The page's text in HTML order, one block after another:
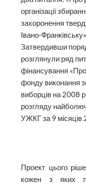
організації
захоронення
Івано-
Затвердивши
розглянули ряд
фінансування
фонду виконання
виборців на 2008
розгляду
УЖКГ за 9 місяців
Проект цього
кожен з яких